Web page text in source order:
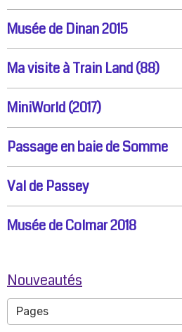
Musée de Dinan 2015
Ma visite à Train Land (88)
MiniWorld (2017)
Passage en baie de Somme
Val de Passey
Musée de Colmar 2018
Nouveautés